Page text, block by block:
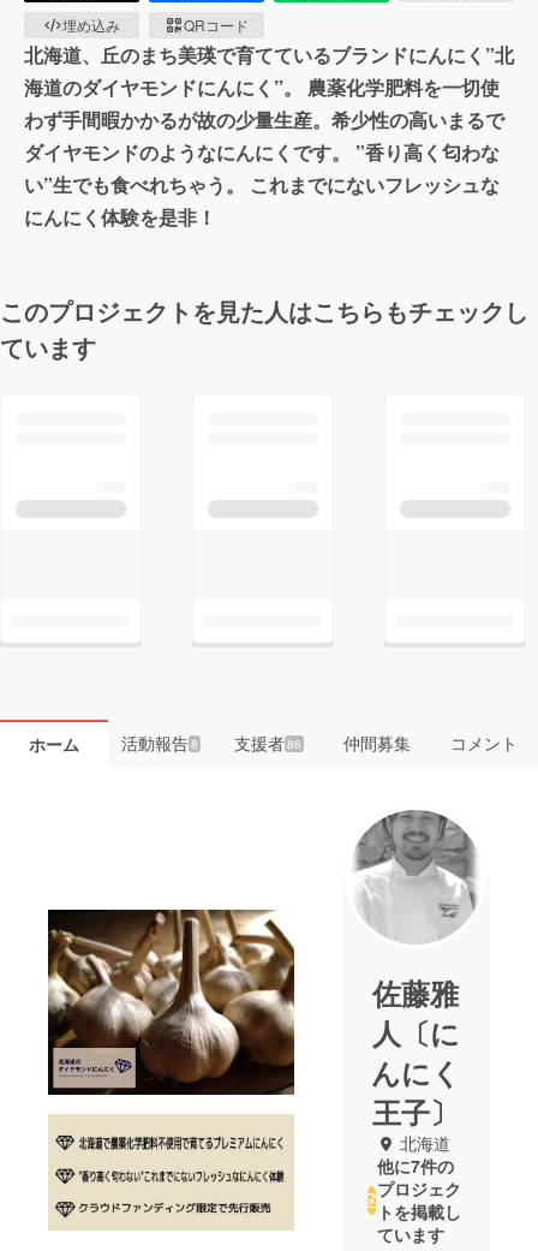
埋め込み
QRコード
北海道、丘のまち美瑛で育てているブランドにんにく”北
海道のダイヤモンドにんにく”。 農薬化学肥料を一切使
わず手間暇かかるが故の少量生産。希少性の高いまるで
ダイヤモンドのようなにんにくです。 ”香り高く匂わな
い”生でも食べれちゃう。 これまでにないフレッシュな
にんにく体験を是非！
このプロジェクトを見た人はこちらもチェックし
ています
ホーム 活動報告8 支援者86 仲間募集 コメント
佐藤雅
人〔に
んにく
王子〕
北海道
他に7件の
プロジェク
トを掲載し
ています